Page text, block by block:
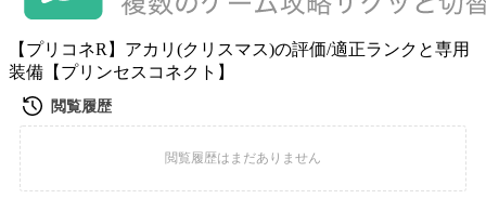
【プリコネR】アカリ(クリスマス)の評価/適正ランクと専用
装備【プリンセスコネクト】